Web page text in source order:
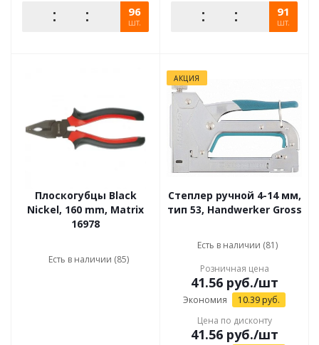
96
шт.
91
шт.
Плоскогубцы Black
Nickel, 160 mm, Matrix
16978
Есть в наличии (85)
АКЦИЯ
Степлер ручной 4-14 мм,
тип 53, Handwerker Gross
Есть в наличии (81)
Розничная цена
41.56руб./шт
Экономия 10.39 руб.
Цена по дисконту
41.56руб./шт